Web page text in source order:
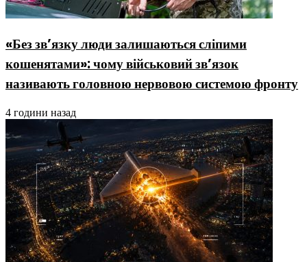
«Без зв’язку люди залишаються сліпими
кошенятами»: чому військовий зв’язок
називають головною нервовою системою фронту
4 години назад